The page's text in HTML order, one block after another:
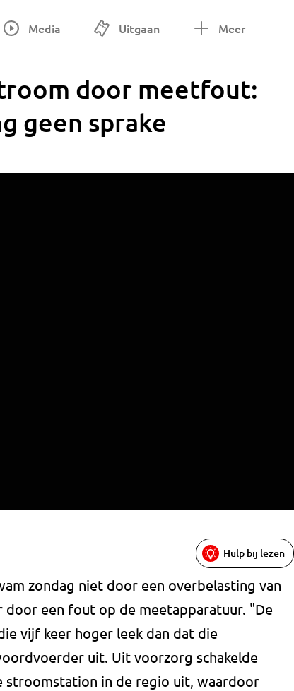
Media Uitgaan Meer
door meetfout:
geen sprake
Hulp bij lezen
zondag niet door een overbelasting van
een fout op de meetapparatuur. "De
vijf keer hoger leek dan dat die
uit. Uit voorzorg schakelde
stroomstation in de regio uit, waardoor